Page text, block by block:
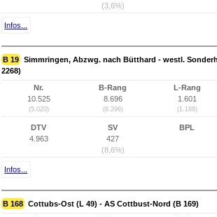
(3,6%)
Infos...
B 19 Simmringen, Abzwg. nach Bütthard - westl.
2268)
Nr.
10.525
(5.020)
B-Rang
8.696
(6.296)
L-Rang
1.601
(1.188)
DTV
4.963
SV
427
(8,6%)
BPL
Infos...
B 168 Cottubs-Ost (L 49) - AS Cottbust-Nord (B 169)